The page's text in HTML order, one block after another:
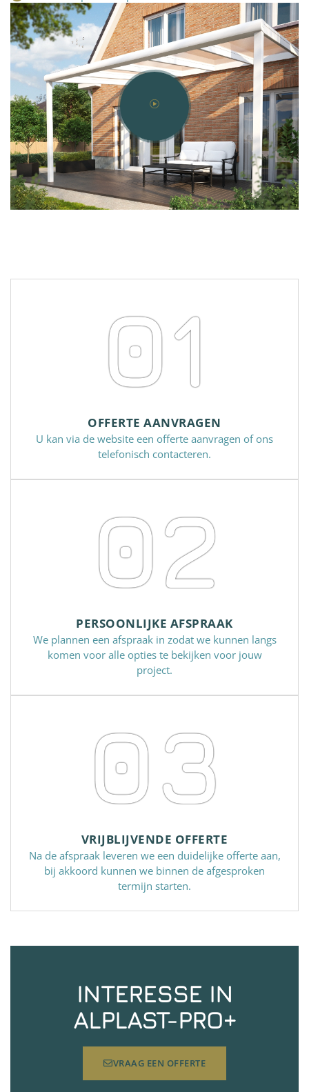
01
OFFERTE AANVRAGEN
U kan via de website een offerte aanvragen of ons
telefonisch contacteren.
02
PERSOONLIJKE AFSPRAAK
We plannen een afspraak in zodat we kunnen langs
komen voor alle opties te bekijken voor jouw
project.
03
VRIJBLIJVENDE OFFERTE
Na de afspraak leveren we een duidelijke offerte aan,
bij akkoord kunnen we binnen de afgesproken
termijn starten.
INTERESSE IN
ALPLAST-PRO+
VRAAG EEN OFFERTE